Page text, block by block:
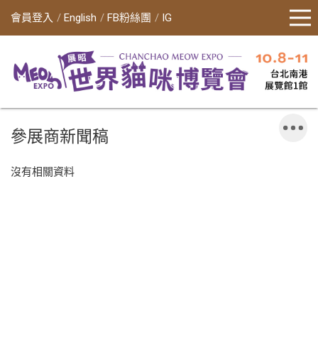
會員登入 English FB粉絲團 IG
參展商新聞稿
沒有相關資料